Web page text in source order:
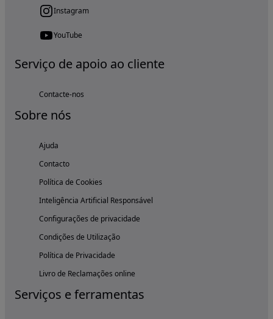
Instagram
YouTube
Serviço de apoio ao cliente
Contacte-nos
Sobre nós
Ajuda
Contacto
Política de Cookies
Inteligência Artificial Responsável
Configurações de privacidade
Condições de Utilização
Política de Privacidade
Livro de Reclamações online
Serviços e ferramentas